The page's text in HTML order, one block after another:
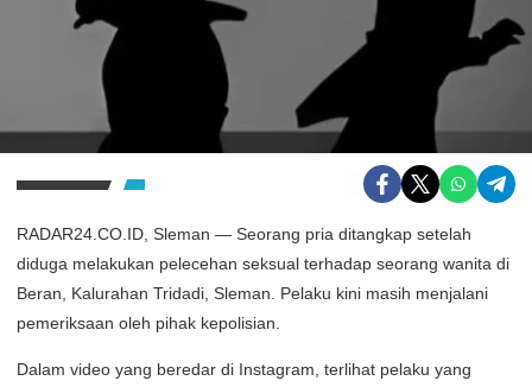
RADAR24.CO.ID, Sleman — Seorang pria ditangkap setelah
diduga melakukan pelecehan seksual terhadap seorang wanita di
Beran, Kalurahan Tridadi, Sleman. Pelaku kini masih menjalani
pemeriksaan oleh pihak kepolisian.
Dalam video yang beredar di Instagram, terlihat pelaku yang